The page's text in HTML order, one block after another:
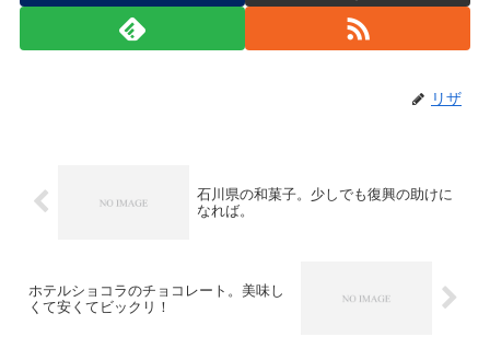
リザ
石川県の和菓子。少しでも復興の助けに
なれば。
ホテルショコラのチョコレート。美味し
くて安くてビックリ！